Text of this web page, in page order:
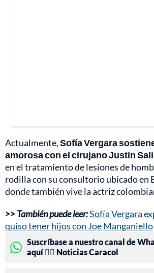
Actualmente,Sofía Vergara
amorosa con el cirujano Justin
en el tratamiento de lesiones de
rodilla con su consultorio ubicado en
donde también vive la actriz
>> También puede leer:Sofía Vergara
quiso tener hijos con Joe Manganiello
Suscríbase a nuestro canal de
aquí 👉🏻 Noticias Caracol